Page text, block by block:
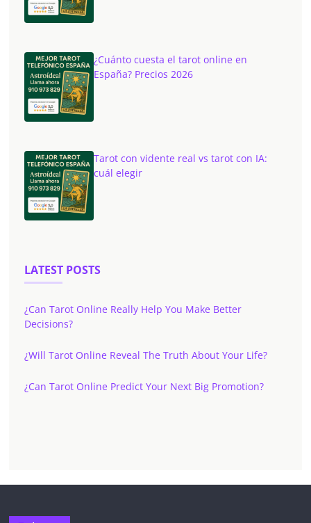
¿Cuánto cuesta el tarot online en
España? Precios 2026
Tarot con vidente real vs tarot con IA:
cuál elegir
LATEST POSTS
¿Can Tarot Online Really Help You Make Better
Decisions?
¿Will Tarot Online Reveal The Truth About Your Life?
¿Can Tarot Online Predict Your Next Big Promotion?